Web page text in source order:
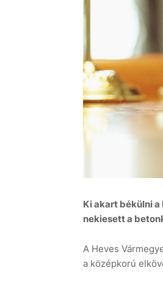
Ki akart békülni
nekiesett a
A Heves
a középkorú